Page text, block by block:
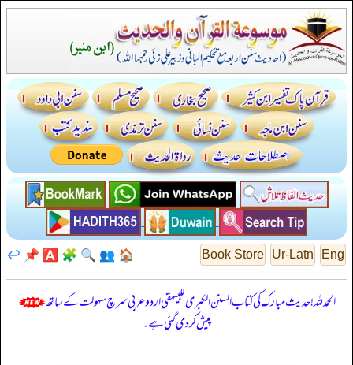
Eng
Ur-Latn
Book Store
🏠
👥
🔍
🧩
🅰️
📌
↩️
الحمدللہ! حدیث مبارک کی کتاب السنن الكبرى للبيهقي اردو عربی سرچ سہولت کے ساتھ
پیش کر دی گئی ہے۔